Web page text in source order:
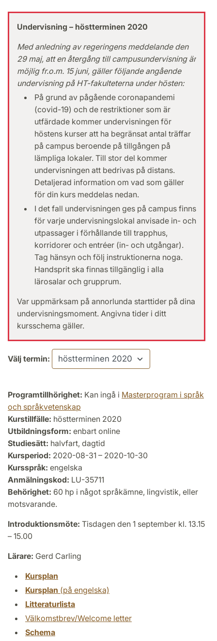
Undervisning – höstterminen 2020
Med anledning av regeringens meddelande den
29 maj, att en återgång till campusundervisning är
möjlig fr.o.m. 15 juni, gäller följande angående
undervisning på HT-fakulteterna under hösten:
På grund av pågående coronapandemi
(covid-19) och de restriktioner som är
utfärdade kommer undervisningen för
höstens kurser att ha begränsat antal träffar
på campus beroende på tillgången på
lämpliga lokaler. Till stor del kommer
undervisningen att bedrivas på distans.
Detaljerad information om vad som gäller
för din kurs meddelas nedan.
I det fall undervisningen ges på campus finns
för varje undervisningslokal anvisade in- och
utpassager i förhållande till trapphus,
korridorer och entréer (in- och utgångar).
Tag hänsyn och följ instruktionerna noga.
Handsprit ska finnas tillgänglig i alla
lärosalar och grupprum.
Var uppmärksam på annorlunda starttider på dina
undervisningsmoment. Angivna tider i ditt
kursschema gäller.
Välj termin:
Programtillhörighet: Kan ingå i Masterprogram i språk
och språkvetenskap
Kurstillfälle: höstterminen 2020
Utbildningsform: enbart online
Studiesätt: halvfart, dagtid
Kursperiod: 2020-08-31 – 2020-10-30
Kursspråk: engelska
Anmälningskod: LU-35711
Behörighet: 60 hp i något språkämne, lingvistik, eller
motsvarande.
Introduktionsmöte: Tisdagen den 1 september kl. 13.15
– 15.00
Lärare: Gerd Carling
Kursplan
Kursplan (på engelska)
Litteraturlista
Välkomstbrev/Welcome letter
Schema